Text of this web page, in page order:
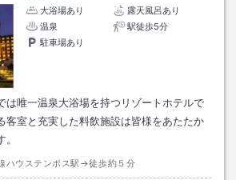
大浴場あり
露天風呂あり
温泉
駅徒歩5分
駐車場あり
は唯一温泉大浴場を持つリゾートホテルで
客室と充実した料飲施設は皆様をあたたか
ハウステンボス駅→徒歩約５分